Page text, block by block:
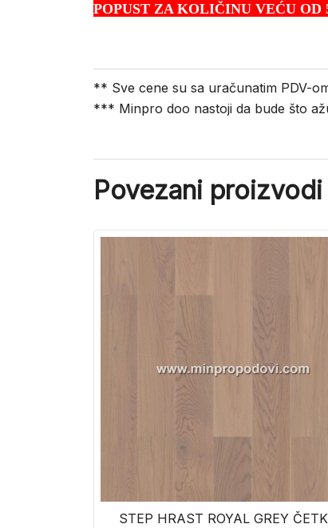
POPUST ZA KOLIČINU VEĆU OD
** Sve cene su sa uračunatim PDV-
*** Minpro doo nastoji da bude što
Povezani proizvodi
STEP HRAST ROYAL GREY